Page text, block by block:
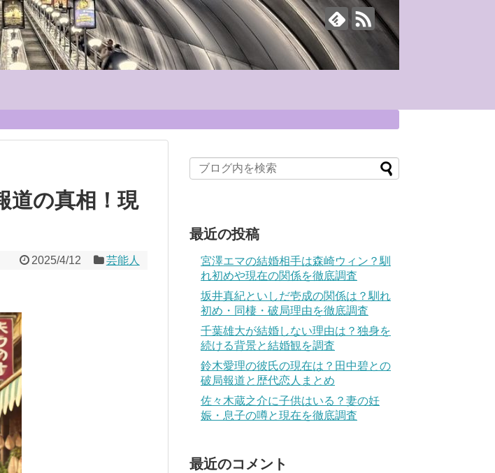
道の真相！現
2025/4/12 芸能人
最近の投稿
宮澤エマの結婚相手は森崎ウィン？馴
れ初めや現在の関係を徹底調査
坂井真紀といしだ壱成の関係は？馴れ
初め・同棲・破局理由を徹底調査
千葉雄大が結婚しない理由は？独身を
続ける背景と結婚観を調査
鈴木愛理の彼氏の現在は？田中碧との
破局報道と歴代恋人まとめ
佐々木蔵之介に子供はいる？妻の妊
娠・息子の噂と現在を徹底調査
最近のコメント